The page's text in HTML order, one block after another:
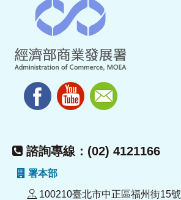
諮詢專線：(02) 4121166
署本部
100210臺北市中正區福州街15號